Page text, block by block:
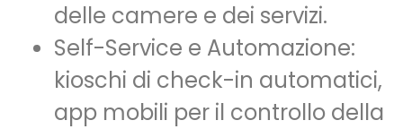
delle camere e dei servizi.
Self-Service e Automazione:
kioschi di check-in automatici,
app mobili per il controllo della